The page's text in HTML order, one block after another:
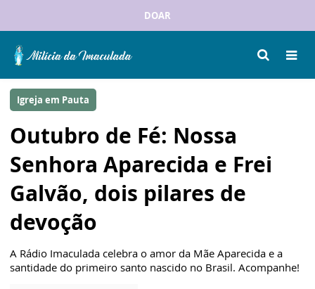
DOAR
Igreja em Pauta
Outubro de Fé: Nossa
Senhora Aparecida e Frei
Galvão, dois pilares de
devoção
A Rádio Imaculada celebra o amor da Mãe Aparecida e a
santidade do primeiro santo nascido no Brasil. Acompanhe!